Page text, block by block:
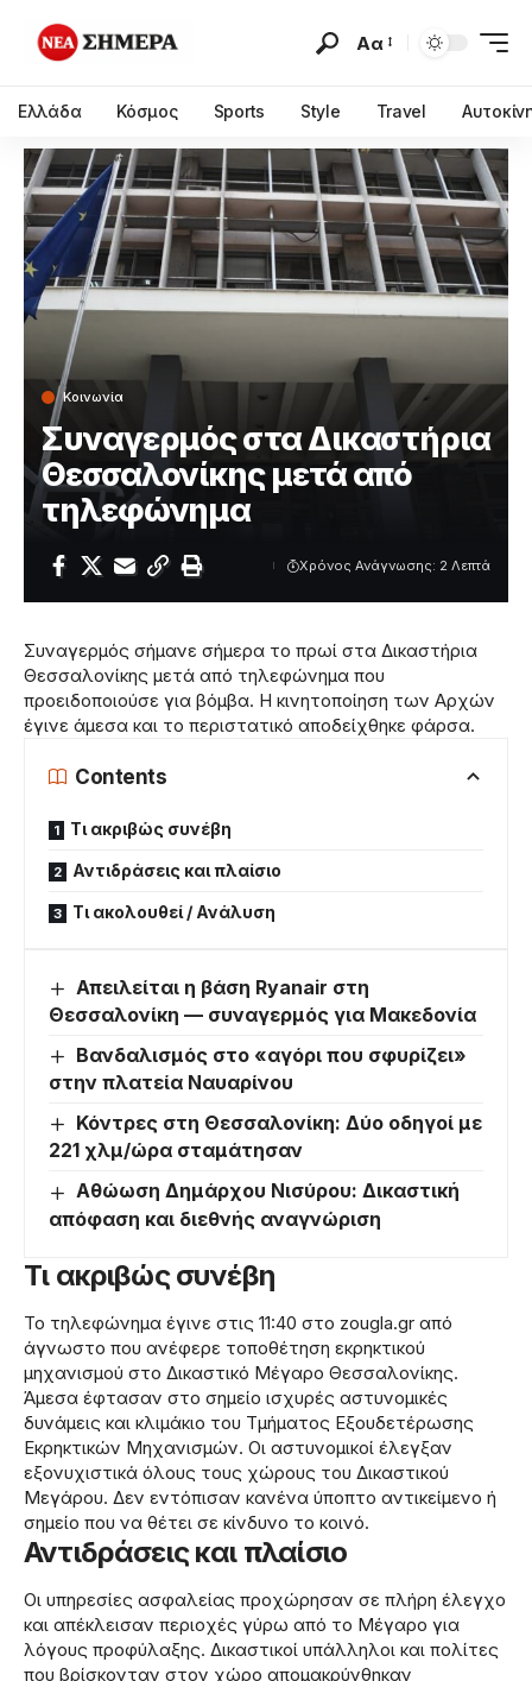
Αα
Ελλάδα Κόσμος Sports Style Travel
Κοινωνία
Συναγερμός στα Δικαστήρια
Θεσσαλονίκης μετά από
τηλεφώνημα
Χρόνος Ανάγνωσης: 2 Λεπτά
Συναγερμός σήμανε σήμερα το πρωί στα Δικαστήρια
Θεσσαλονίκης μετά από τηλεφώνημα που
προειδοποιούσε για βόμβα. Η κινητοποίηση των Αρχών
έγινε άμεσα και το περιστατικό αποδείχθηκε φάρσα.
Contents
Τι ακριβώς συνέβη
Αντιδράσεις και πλαίσιο
Τι ακολουθεί / Ανάλυση
Απειλείται η βάση Ryanair στη
Θεσσαλονίκη — συναγερμός για Μακεδονία
Βανδαλισμός στο «αγόρι που σφυρίζει»
στην πλατεία Ναυαρίνου
Κόντρες στη Θεσσαλονίκη: Δύο οδηγοί με
221 χλμ/ώρα σταμάτησαν
Αθώωση Δημάρχου Νισύρου: Δικαστική
απόφαση και διεθνής αναγνώριση
Τι ακριβώς συνέβη
Το τηλεφώνημα έγινε στις 11:40 στο zougla.gr από
άγνωστο που ανέφερε τοποθέτηση εκρηκτικού
μηχανισμού στο Δικαστικό Μέγαρο Θεσσαλονίκης.
Άμεσα έφτασαν στο σημείο ισχυρές αστυνομικές
δυνάμεις και κλιμάκιο του Τμήματος Εξουδετέρωσης
Εκρηκτικών Μηχανισμών. Οι αστυνομικοί έλεγξαν
εξονυχιστικά όλους τους χώρους του Δικαστικού
Μεγάρου. Δεν εντόπισαν κανένα ύποπτο αντικείμενο ή
σημείο που να θέτει σε κίνδυνο το κοινό.
Αντιδράσεις και πλαίσιο
Οι υπηρεσίες ασφαλείας προχώρησαν σε πλήρη έλεγχο
και απέκλεισαν περιοχές γύρω από το Μέγαρο για
λόγους προφύλαξης. Δικαστικοί υπάλληλοι και πολίτες
που βρίσκονταν στον χώρο απομακρύνθηκαν